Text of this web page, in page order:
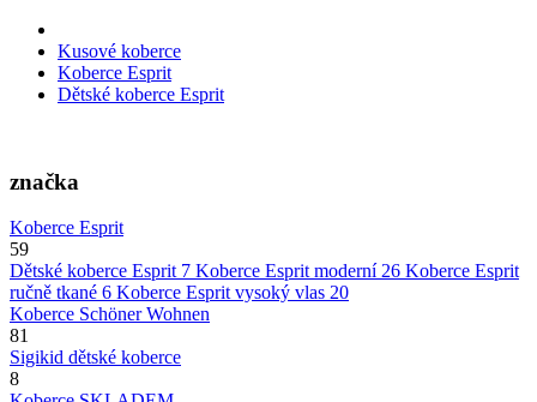
Kusové koberce
Koberce Esprit
Dětské koberce Esprit
značka
Koberce Esprit
59
Dětské koberce Esprit 7 Koberce Esprit moderní 26 Koberce Esprit
ručně tkané 6 Koberce Esprit vysoký vlas 20
Koberce Schöner Wohnen
81
Sigikid dětské koberce
8